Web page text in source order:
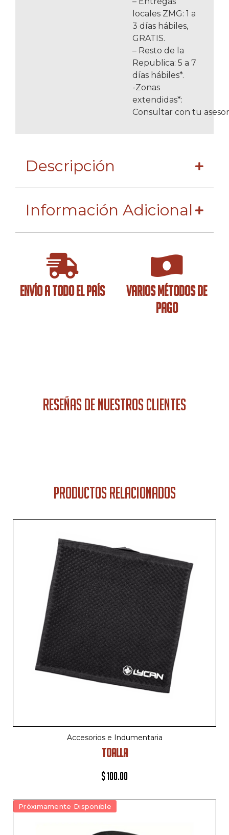
ENVÍO A TODO EL PAÍS
VARIOS MÉTODOS DE
PAGO
locales ZMG: 1 a
3 días hábiles,
GRATIS.
– Resto de la
Republica: 5 a 7
días hábiles*.
-Zonas
extendidas*:
Consultar con tu
Descripción
Información Adicional
RESEÑAS DE NUESTROS CLIENTES
PRODUCTOS RELACIONADOS
Accesorios e Indumentaria
TOALLA
$100.00
Próximamente Disponible